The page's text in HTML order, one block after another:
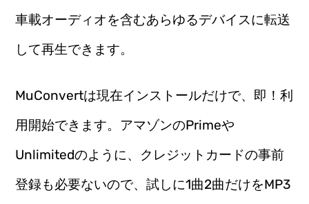
車載オーディオを含むあらゆるデバイスに転送
して再生できます。
MuConvertは現在インストールだけで、即！利
用開始できます。アマゾンのPrimeや
Unlimitedのように、クレジットカードの事前
登録も必要ないので、試しに1曲2曲だけをMP3